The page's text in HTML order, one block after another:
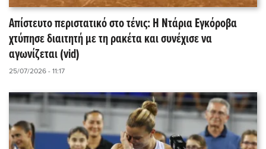
Απίστευτο περιστατικό στο τένις: Η Ντάρια Εγκόροβα
χτύπησε διαιτητή με τη ρακέτα και συνέχισε να
αγωνίζεται (vid)
25/07/2026 - 11:17